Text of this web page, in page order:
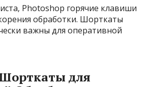
Photoshop горячие клавиши
обработки. Шорткаты
важны для оперативной
для